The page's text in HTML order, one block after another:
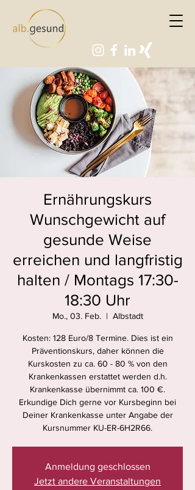
Ernährungskurs
Wunschgewicht auf
gesunde Weise
erreichen und langfristig
halten / Montags 17:30-
18:30 Uhr
Mo., 03. Feb.
  |
Albstadt
Kosten: 128 Euro/8 Termine. Dies ist ein
Präventionskurs, daher können die
Kurskosten zu ca. 60 - 80 % von den
Krankenkassen erstattet werden d.h.
Krankenkasse übernimmt ca. 100 €.
Erkundige Dich gerne vor Kursbeginn bei
Deiner Krankenkasse unter Angabe der
Kursnummer KU-ER-6H2R66.
Anmeldung geschlossen
Jetzt andere Veranstaltungen